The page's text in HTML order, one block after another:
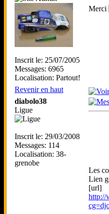
Inscrit le: 25/07/2005
Messages: 6965
Localisation: Partout!
Merci
Revenir en haut
diabolo38
Ligue
Inscrit le: 29/03/2008
Messages: 114
Localisation: 38-
grenobe
Les
Lien
[url]
http://